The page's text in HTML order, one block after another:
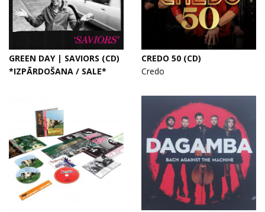
GREEN DAY | SAVIORS (CD)
*IZPĀRDOŠANA / SALE*
CREDO 50 (CD)
Credo